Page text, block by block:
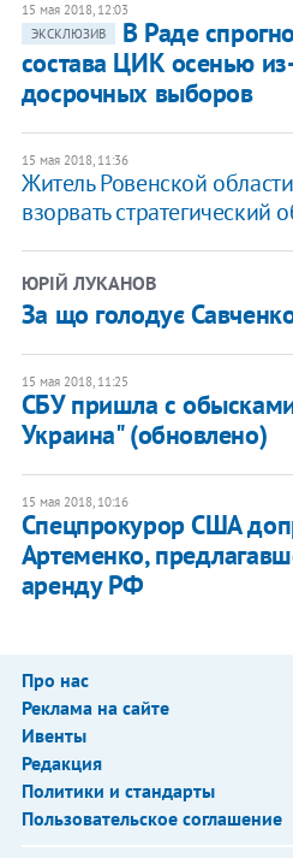
15 мая 2018, 12:03
ЭКСКЛЮЗИВ
В Раде
состава ЦИК осенью
досрочных выборов
15 мая 2018, 11:36
Житель Ровенской
взорвать стратегический
ЮРІЙ ЛУКАНОВ
​За що голодує
15 мая 2018, 11:25
СБУ пришла с
Украина" (обновлено)
15 мая 2018, 10:16
Спецпрокурор США
Артеменко,
аренду РФ
Про нас
Реклама на сайте
Ивенты
Редакция
Политики и стандарты
Пользовательское соглашение